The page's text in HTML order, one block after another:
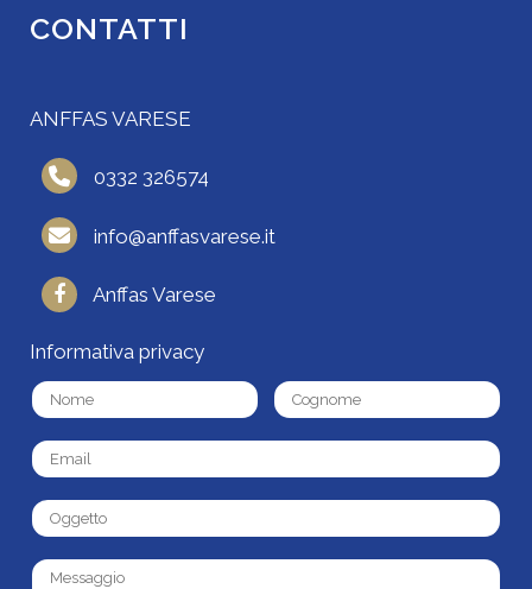
CONTATTI
ANFFAS VARESE
0332 326574
info@anffasvarese.it
Anffas Varese
Informativa privacy